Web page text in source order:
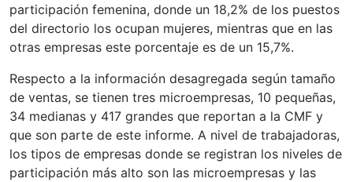
participación femenina, donde un 18,2% de los puestos
del directorio los ocupan mujeres, mientras que en las
otras empresas este porcentaje es de un 15,7%.
Respecto a la información desagregada según tamaño
de ventas, se tienen tres microempresas, 10 pequeñas,
34 medianas y 417 grandes que reportan a la CMF y
que son parte de este informe. A nivel de trabajadoras,
los tipos de empresas donde se registran los niveles de
participación más alto son las microempresas y las